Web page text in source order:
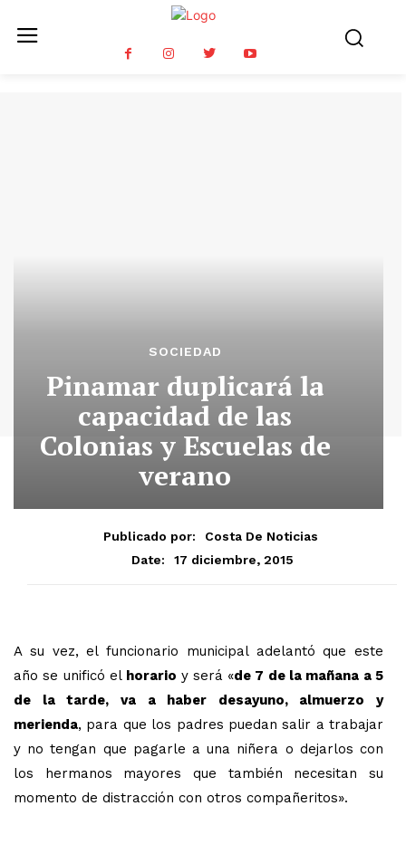
SOCIEDAD
Pinamar duplicará la
capacidad de las
Colonias y Escuelas de
verano
Publicado por:
Costa De Noticias
Date:
17 diciembre, 2015
A su vez, el funcionario municipal adelantó que este
año se unificó el horario y será «de 7 de la mañana a 5
de la tarde, va a haber desayuno, almuerzo y
merienda, para que los padres puedan salir a trabajar
y no tengan que pagarle a una niñera o dejarlos con
los hermanos mayores que también necesitan su
momento de distracción con otros compañeritos».